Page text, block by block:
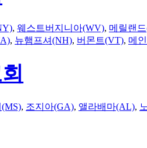
, 웨스트버지니아(WV), 메릴랜
, 뉴햄프셔(NH), 버몬트(VT), 메
, 조지아(GA), 앨라배마(AL),